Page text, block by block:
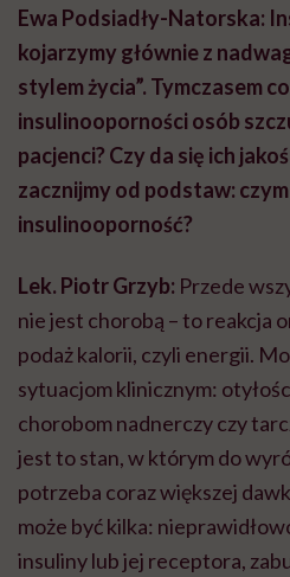
Ewa Podsiadły-Natorska:
kojarzymy głównie z
stylem życia”. Tymczasem
insulinooporności osób
pacjenci? Czy da się ich
zacznijmy od podstaw:
insulinooporność?
Lek. Piotr Grzyb: Przede
nie jest chorobą – to reakcja
podaż kalorii, czyli energii.
sytuacjom klinicznym:
chorobom nadnerczy czy
jest to stan, w którym do
potrzeba coraz większej
może być kilka:
insuliny lub jej receptora,